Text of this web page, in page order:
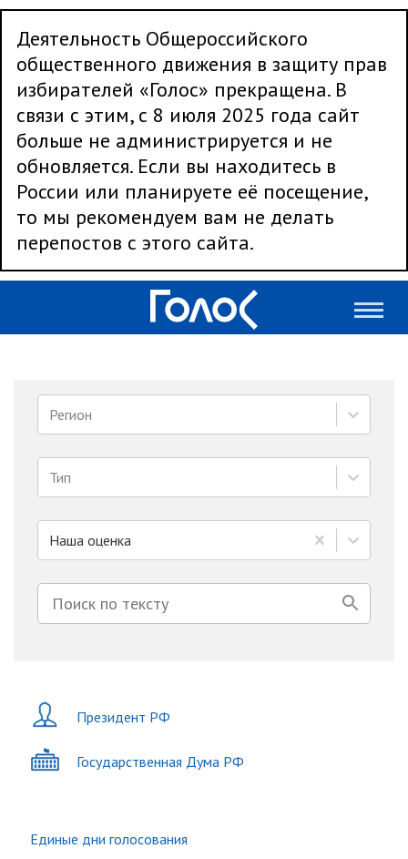
Деятельность Общероссийского
общественного движения в защиту прав
избирателей «Голос» прекращена. В
связи с этим, с 8 июля 2025 года сайт
больше не администрируется и не
обновляется. Если вы находитесь в
России или планируете её посещение,
то мы рекомендуем вам не делать
перепостов с этого сайта.
Регион
Тип
Наша оценка
Президент РФ
Государственная Дума РФ
Единые дни голосования